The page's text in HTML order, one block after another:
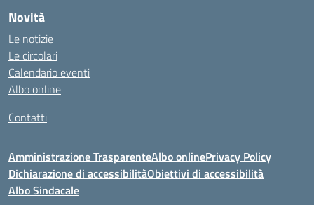
Novità
Le notizie
Le circolari
Calendario eventi
Albo online
Contatti
Amministrazione TrasparenteAlbo onlinePrivacy Policy
Dichiarazione di accessibilitàObiettivi di accessibilità
Albo Sindacale